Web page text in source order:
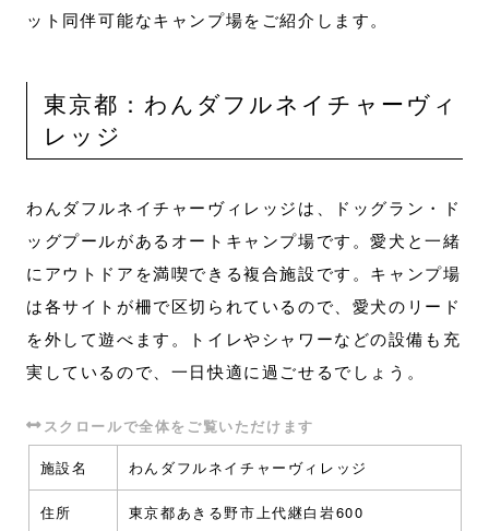
ット同伴可能なキャンプ場をご紹介します。
東京都：わんダフルネイチャーヴィ
レッジ
わんダフルネイチャーヴィレッジは、ドッグラン・ド
ッグプールがあるオートキャンプ場です。愛犬と一緒
にアウトドアを満喫できる複合施設です。キャンプ場
は各サイトが柵で区切られているので、愛犬のリード
を外して遊べます。トイレやシャワーなどの設備も充
実しているので、一日快適に過ごせるでしょう。
施設名 わんダフルネイチャーヴィレッジ
住所 東京都あきる野市上代継白岩600